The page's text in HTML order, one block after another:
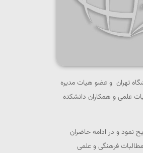
هیات علمی دانشگاه تهران و عضو هیات مدیره
علمی و همکاران دانشکده
نمود و در ادامه حاضران
فرهنگی و علمی